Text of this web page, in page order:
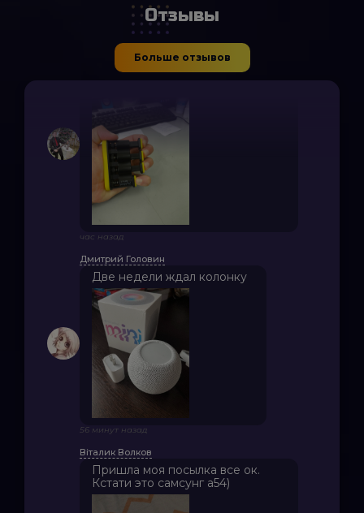
Отзывы
Больше отзывов
Жду Самсунг А10
Паша Сидоренко
Кидаю в сумку и беру с собой
на работу
час назад
Дмитрий Головин
Две недели ждал колонку
56 минут назад
Віталик Волков
Пришла моя посылка все ок.
Кстати это самсунг а54)